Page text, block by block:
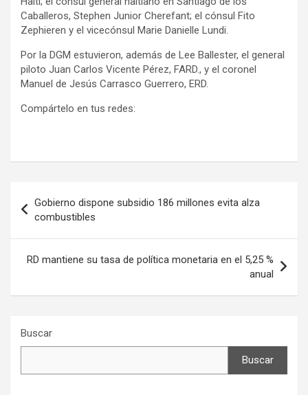
Caballeros, Stephen Junior Cherefant; el cónsul Fito
Zephieren y el vicecónsul Marie Danielle Lundi.
Por la DGM estuvieron, además de Lee Ballester, el general
piloto Juan Carlos Vicente Pérez, FARD., y el coronel
Manuel de Jesús Carrasco Guerrero, ERD.
Compártelo en tus redes:
de
entradas
Gobierno dispone subsidio 186 millones evita alza
combustibles
RD mantiene su tasa de política monetaria en el 5,25 %
anual
Buscar
Buscar